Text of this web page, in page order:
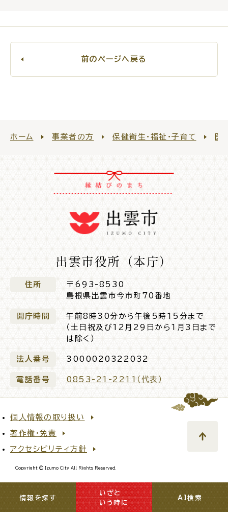
サイトマップ
閉じる
情報を探す
いざと
いう時に
AI検索
前のページへ戻る
ホーム 事業者の方 保健衛生・福祉・子育て 医
出雲市役所（本庁）
住所
〒693-8530
島根県出雲市今市町70番地
開庁時間
午前8時30分から午後5時15分まで
（土日祝及び12月29日から1月3日まで
は除く）
法人番号 3000020322032
電話番号 0853-21-2211（代表）
個人情報の取り扱い
著作権・免責
アクセシビリティ方針
Copyright © Izumo City All Rights Reserved.